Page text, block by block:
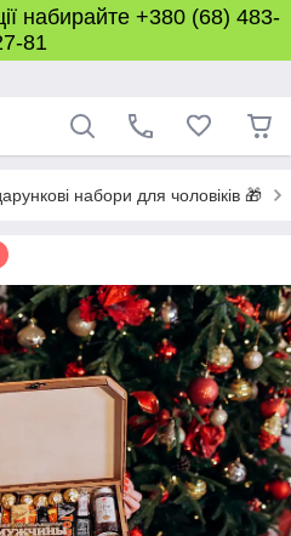
набирайте +380 (68) 483-
81
набори для чоловіків 🎁